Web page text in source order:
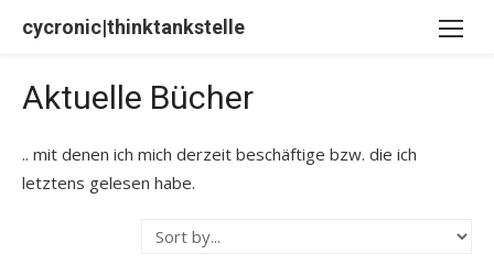
cycronic|thinktankstelle
Aktuelle Bücher
.. mit denen ich mich derzeit beschäftige bzw. die ich
letztens gelesen habe.